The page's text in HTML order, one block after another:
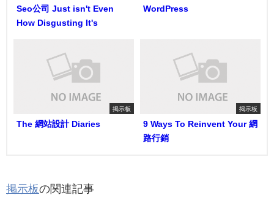
Seo公司 Just isn't Even
How Disgusting It's
WordPress
掲示板
The 網站設計 Diaries
掲示板
9 Ways To Reinvent Your 網
路行銷
掲示板の関連記事